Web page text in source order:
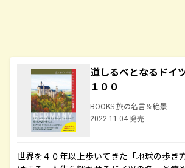
道しるべとなるドイ
１００
BOOKS 旅の名言＆絶景
2022.11.04 発売
世界を４０年以上歩いてきた「地球の歩き